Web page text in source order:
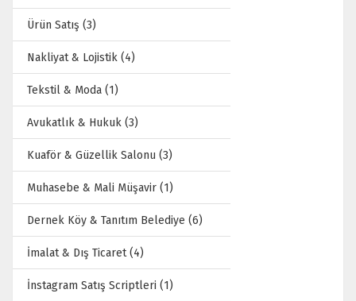
Ürün Satış (3)
Nakliyat & Lojistik (4)
Tekstil & Moda (1)
Avukatlık & Hukuk (3)
Kuaför & Güzellik Salonu (3)
Muhasebe & Mali Müşavir (1)
Dernek Köy & Tanıtım Belediye (6)
İmalat & Dış Ticaret (4)
İnstagram Satış Scriptleri (1)